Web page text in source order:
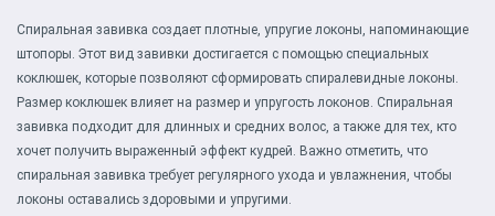
Спиральная завивка создает плотные, упругие локоны, напоминающие
штопоры. Этот вид завивки достигается с помощью специальных
коклюшек, которые позволяют сформировать спиралевидные локоны.
Размер коклюшек влияет на размер и упругость локонов. Спиральная
завивка подходит для длинных и средних волос, а также для тех, кто
хочет получить выраженный эффект кудрей. Важно отметить, что
спиральная завивка требует регулярного ухода и увлажнения, чтобы
локоны оставались здоровыми и упругими.